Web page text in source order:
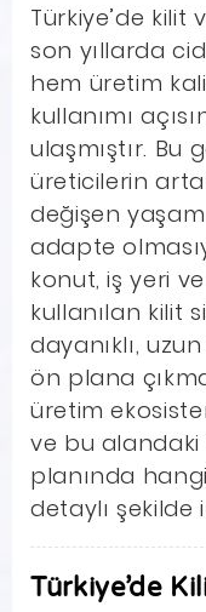
Türkiye’de kilit
son yıllarda
hem üretim
kullanımı
ulaşmıştır. Bu
üreticilerin
değişen yaşam
adapte
konut, iş yeri
kullanılan kilit
dayanıklı,
ön plana
üretim
ve bu alandaki
planında
detaylı şekilde
Türkiye’de